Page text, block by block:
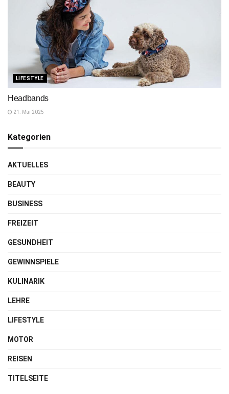
LIFESTYLE
Headbands
21. Mai 2025
Kategorien
AKTUELLES
BEAUTY
BUSINESS
FREIZEIT
GESUNDHEIT
GEWINNSPIELE
KULINARIK
LEHRE
LIFESTYLE
MOTOR
REISEN
TITELSEITE